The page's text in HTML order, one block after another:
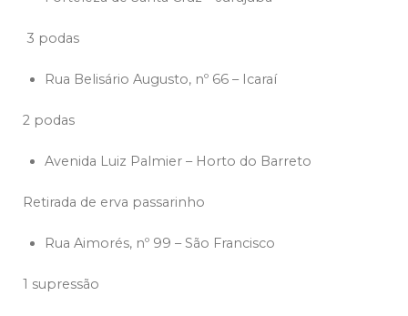
3 podas
Rua Belisário Augusto, nº 66 – Icaraí
2 podas
Avenida Luiz Palmier – Horto do Barreto
Retirada de erva passarinho
Rua Aimorés, nº 99 – São Francisco
1 supressão